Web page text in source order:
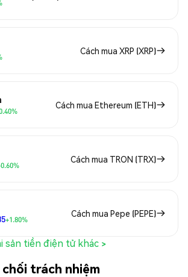
Cách mua XRP (XRP)
Cách mua Ethereum (ETH)
Cách mua TRON (TRX)
+1.80%
Cách mua Pepe (PEPE)
sản tiền điện tử khác >
trách nhiệm